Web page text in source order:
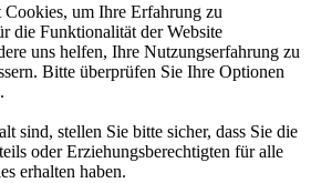
Cookies, um Ihre Erfahrung zu
die Funktionalität der Website
uns helfen, Ihre Nutzungserfahrung zu
Bitte überprüfen Sie Ihre Optionen
sind, stellen Sie bitte sicher, dass Sie die
oder Erziehungsberechtigten für alle
erhalten haben.